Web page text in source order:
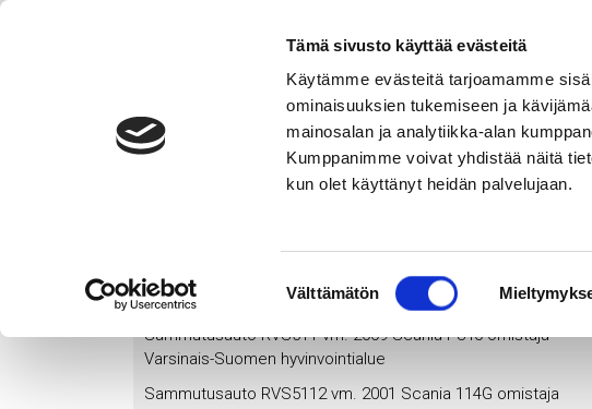
Tämä sivusto käyttää evästeitä
Käytämme evästeitä tarjoamamme
ominaisuuksien tukemiseen ja
mainosalan ja analytiikka-alan
Kumppanimme voivat yhdistää näitä
kun olet käyttänyt heidän palvelujaan.
Välttämätön
Salon VPK
Etusivu Naisosasto
Hälytysosasto
Ajoneuvokalusto
Sammutusauto RVS511 vm. 2009 Scania P340 omistaja
Varsinais-Suomen hyvinvointialue
Sammutusauto RVS5112 vm. 2001 Scania 114G omistaja